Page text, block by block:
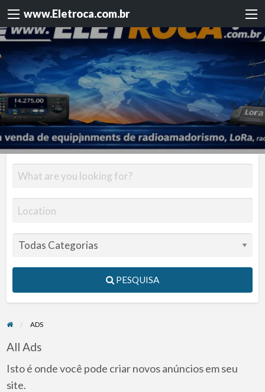
www.Eletroca.com.br
PESQUISA
ADS
All Ads
Isto é onde você pode criar novos anúncios em seu
site.